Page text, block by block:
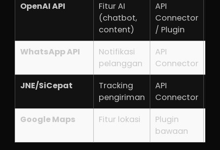
OpenAI API
Fitur AI
(chatbot,
content)
API
Connector
/ Plugin
WhatsApp API
Notifikasi
pelanggan
API
Connector
JNE/SiCepat
Tracking
pengiriman
API
Connector
Google Maps Fitur lokasi
Plugin
bawaan